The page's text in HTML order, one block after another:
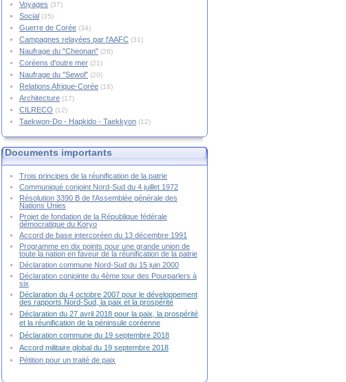
Voyages (37)
Social (35)
Guerre de Corée (34)
Campagnes relayées par l'AAFC (31)
Naufrage du "Cheonan" (26)
Coréens d'outre mer (21)
Naufrage du "Sewol" (20)
Relations Afrique-Corée (18)
Architecture (17)
CILRECO (12)
Taekwon-Do - Hapkido - Taekkyon (12)
Documents importants
Trois principes de la réunification de la patrie
Communiqué conjoint Nord-Sud du 4 juillet 1972
Résolution 3390 B de l'Assemblée générale des
Nations Unies
Projet de fondation de la République fédérale
démocratique du Koryo
Accord de base intercoréen du 13 décembre 1991
Programme en dix points pour une grande union de
toute la nation en faveur de la réunification de la patrie
Déclaration commune Nord-Sud du 15 juin 2000
Déclaration conjointe du 4ème tour des Pourparlers à
six
Déclaration du 4 octobre 2007 pour le développement
des rapports Nord-Sud, la paix et la prospérité
Déclaration du 27 avril 2018 pour la paix, la prospérité
et la réunification de la péninsule coréenne
Déclaration commune du 19 septembre 2018
Accord militaire global du 19 septembre 2018
Pétition pour un traité de paix